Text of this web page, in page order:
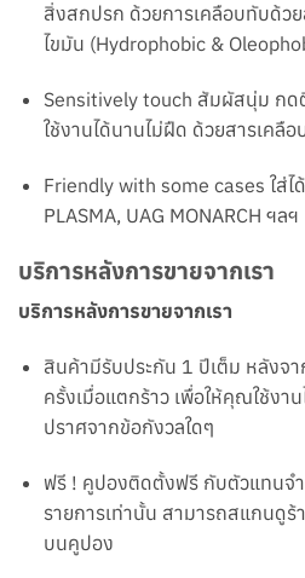
สิ่งสกปรก ด้วยการเคลือบทับด้
ไขมัน (Hydrophobic &
Sensitively touch สัมผสนุ่ม กด
ใช้งานได้นานไม่ฝืด ด้วยสารเคลือ
Friendly with some cases ใส่ไ
PLASMA, UAG MONARCH ฯลฯ
บริการหลังการขายจากเรา
บริการหลังการขายจากเรา
สินค้ามีรับประกัน 1 ปีเต็ม หลังจา
ครั้งเมื่อแตกร้าว เพื่อให้คุณใช้งา
ปราศจากข้อกังวลใดๆ
ฟรี ! คูปองติดตั้งฟรี กับตัวแทนจ
รายการเท่านั้น สามารถสแกนดูร้
บนคูปอง